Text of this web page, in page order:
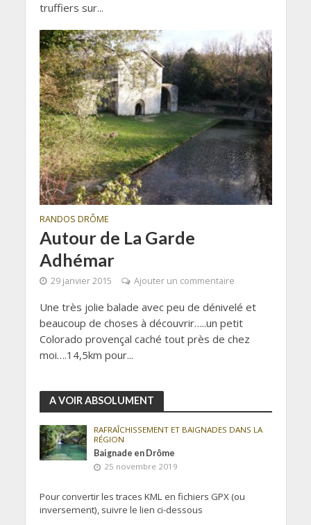
truffiers sur...
RANDOS DRÔME
Autour de La Garde
Adhémar
29 janvier 2015 Ajouter un commentaire
Une très jolie balade avec peu de dénivelé et
beaucoup de choses à découvrir…..un petit
Colorado provençal caché tout près de chez
moi….14,5km pour...
A VOIR ABSOLUMENT
RAFRAÎCHISSEMENT ET BAIGNADES DANS LA
RÉGION
Baignade en Drôme
25 novembre 2019
Pour convertir les traces KML en fichiers GPX (ou
inversement), suivre le lien ci-dessous